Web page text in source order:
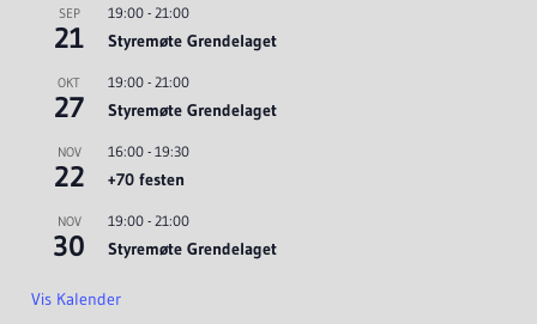
SEP
21
19:00- 21:00
Styremøte Grendelaget
OKT
27
19:00- 21:00
Styremøte Grendelaget
NOV
22
16:00- 19:30
+70 festen
NOV
30
19:00- 21:00
Styremøte Grendelaget
Vis Kalender